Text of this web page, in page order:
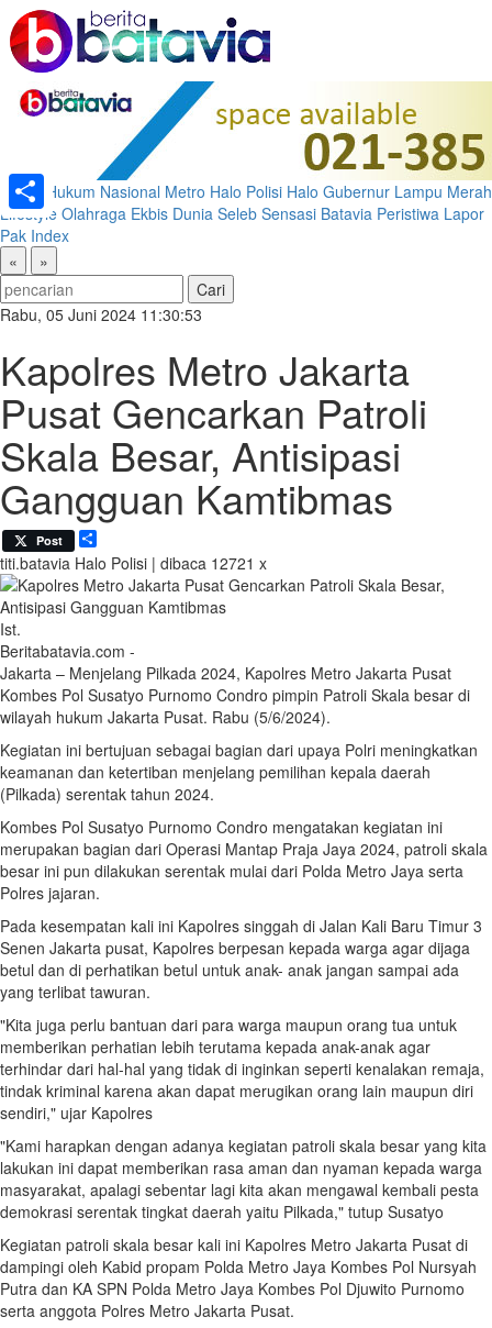
Home Hukum Nasional Metro Halo Polisi Halo Gubernur Lampu Merah
Lifestyle Olahraga Ekbis Dunia Seleb Sensasi Batavia Peristiwa Lapor
Pak Index
«
»
Rabu, 05 Juni 2024 11:30:53
Kapolres Metro Jakarta
Pusat Gencarkan Patroli
Skala Besar, Antisipasi
Gangguan Kamtibmas
Post
titi.batavia Halo Polisi | dibaca 12721 x
Ist.
Beritabatavia.com -
Jakarta – Menjelang Pilkada 2024, Kapolres Metro Jakarta Pusat
Kombes Pol Susatyo Purnomo Condro pimpin Patroli Skala besar di
wilayah hukum Jakarta Pusat. Rabu (5/6/2024).
Kegiatan ini bertujuan sebagai bagian dari upaya Polri meningkatkan
keamanan dan ketertiban menjelang pemilihan kepala daerah
(Pilkada) serentak tahun 2024.
Kombes Pol Susatyo Purnomo Condro mengatakan kegiatan ini
merupakan bagian dari Operasi Mantap Praja Jaya 2024, patroli skala
besar ini pun dilakukan serentak mulai dari Polda Metro Jaya serta
Polres jajaran.
Pada kesempatan kali ini Kapolres singgah di Jalan Kali Baru Timur 3
Senen Jakarta pusat, Kapolres berpesan kepada warga agar dijaga
betul dan di perhatikan betul untuk anak- anak jangan sampai ada
yang terlibat tawuran.
"Kita juga perlu bantuan dari para warga maupun orang tua untuk
memberikan perhatian lebih terutama kepada anak-anak agar
terhindar dari hal-hal yang tidak di inginkan seperti kenalakan remaja,
tindak kriminal karena akan dapat merugikan orang lain maupun diri
sendiri," ujar Kapolres
"Kami harapkan dengan adanya kegiatan patroli skala besar yang kita
lakukan ini dapat memberikan rasa aman dan nyaman kepada warga
masyarakat, apalagi sebentar lagi kita akan mengawal kembali pesta
demokrasi serentak tingkat daerah yaitu Pilkada," tutup Susatyo
Kegiatan patroli skala besar kali ini Kapolres Metro Jakarta Pusat di
dampingi oleh Kabid propam Polda Metro Jaya Kombes Pol Nursyah
Putra dan KA SPN Polda Metro Jaya Kombes Pol Djuwito Purnomo
serta anggota Polres Metro Jakarta Pusat.
Share